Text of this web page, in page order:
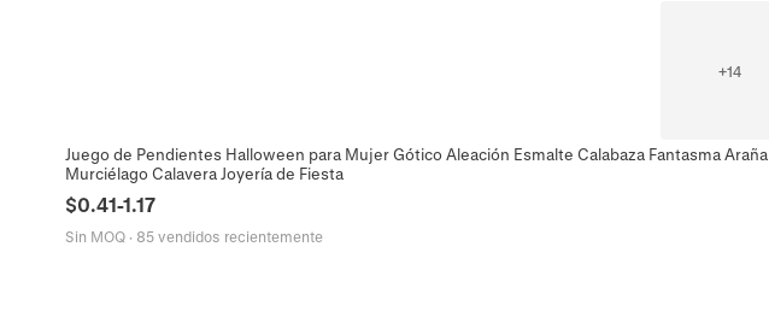
+14
Juego de Pendientes Halloween para Mujer Gótico Aleación Esmalte Calabaza Fantasma Araña
Murciélago Calavera Joyería de Fiesta
$0.41-1.17
Sin MOQ· 85 vendidos recientemente